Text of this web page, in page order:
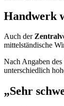
Handwerk
Auch der
mittelständische
Nach Angaben
unterschiedlich
„Sehr